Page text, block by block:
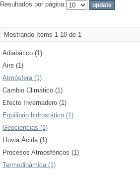
Resultados por página:
Mostrando ítems 1-10 de 1
Adiabático (1)
Aire (1)
Atmósfera (1)
Cambio Climático (1)
Efecto Invernadero (1)
Equilibrio hidrostático (1)
Geociencias (1)
Lluvia Ácida (1)
Procesos Atmosféricos (1)
Termodinámica (1)